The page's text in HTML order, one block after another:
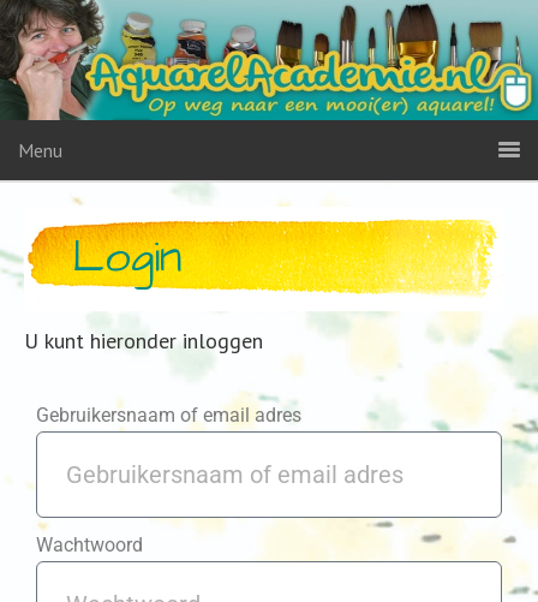
Menu
Login
U kunt hieronder inloggen
Gebruikersnaam of email adres
Wachtwoord